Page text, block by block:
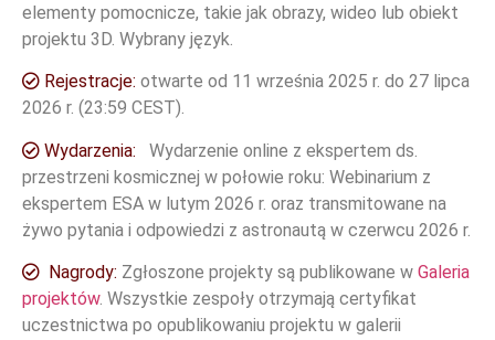
elementy pomocnicze, takie jak obrazy, wideo lub obiekt
projektu 3D. Wybrany język.
Rejestracje: otwarte od 11 września 2025 r. do 27 lipca
2026 r. (23:59 CEST).
Wydarzenia:
Wydarzenie online z ekspertem ds.
przestrzeni kosmicznej w połowie roku: Webinarium z
ekspertem ESA w lutym 2026 r. oraz transmitowane na
żywo pytania i odpowiedzi z astronautą w czerwcu 2026 r.
Nagrody: Zgłoszone projekty są publikowane w Galeria
projektów. Wszystkie zespoły otrzymają certyfikat
uczestnictwa po opublikowaniu projektu w galerii